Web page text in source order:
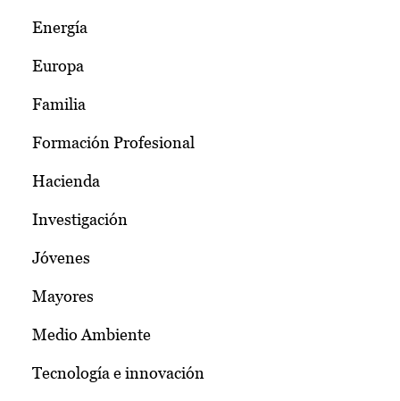
Energía
Europa
Familia
Formación Profesional
Hacienda
Investigación
Jóvenes
Mayores
Medio Ambiente
Tecnología e innovación